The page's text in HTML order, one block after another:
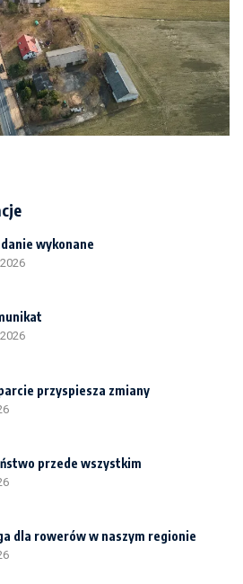
wykonane
przyspiesza zmiany
przede wszystkim
dla rowerów w naszym regionie